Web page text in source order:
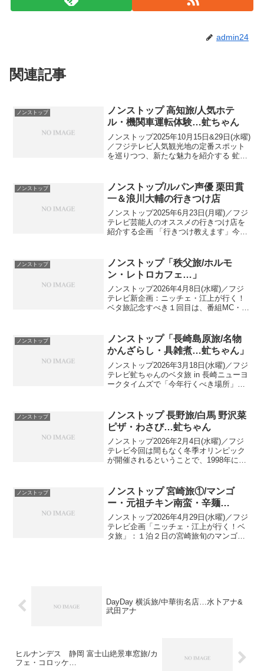
admin24
関連記事
ノンストップ
ノンストップ 高知旅/人気ホテ
ル・機関車運転体験…虻ちゃん
ノンストップ2025年10月15日&29日(水曜)
／フジテレビ人気観光地の定番スポット
を巡りつつ、新たな魅力を紹介する 虻川
なり観光客が急増中の「高知県」へ虻ち
ゃんのこ...
ノンストップ
ノンストップ/ルパン声優 栗田貫
一＆浪川大輔の行きつけ店
ノンストップ2025年6月23日(月曜)／フジ
テレビ芸能人のオススメの行きつけ店を
紹介する企画 「行きつけ教えます」今回
の看板商品！お稲荷さん▼ ...
ノンストップ
ノンストップ「秩父旅/ホルモ
ン・レトロカフェ…」
ノンストップ2026年4月8日(水曜)／フジ
テレビ新企画：ニッチェ・江上が行く！
ベタ旅記念すべき１回目は、番組MC・設
父 日帰り旅出演者：バナナマン 設楽統、
ニッチェ...
ノンストップ
ノンストップ「長崎島原旅/名物
かんざらし・具雑煮…虻ちゃん」
ノンストップ2026年3月18日(水曜)／フジ
テレビ虻ちゃんのベタ旅 in 長崎ニューヨ
ークタイムズで「今年行くべき場所」に
んのこれからベタ旅 長崎県島原出演
者：...
ノンストップ
ノンストップ 長野旅/白馬 野沢菜
ピザ・わさび…虻ちゃん
ノンストップ2026年2月4日(水曜)／フジ
テレビ今回は間もなく冬季オリンピック
が開催されるということで、1998年にオ
▼ 名産のワサビ×ポークステーキ虻ちゃ
んのこれ...
ノンストップ
ノンストップ 宮崎旅①/マンゴ
ー・元祖チキン南蛮・辛麺…
ノンストップ2026年4月29日(水曜)／フジ
テレビ企画「ニッチェ・江上が行く！ベ
タ旅」：１泊２日の宮崎旅旬のマンゴ
DayDay 横浜旅/中華街名店…水卜アナ&
武田アナ
ヒルナンデス 静岡 富士山絶景車窓旅/カ
フェ・コロッケ…